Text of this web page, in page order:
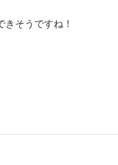
そうですね！